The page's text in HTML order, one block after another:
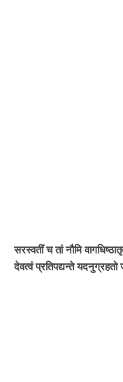
सरस्वतीं च तां नौमि
देवत्वं प्रतिपद्यन्ते